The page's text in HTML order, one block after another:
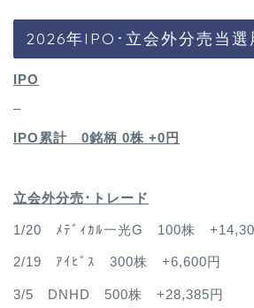
2026年IPO･立会外分売当選
IPO
–
IPO累計 0銘柄 0株 +0円
立会外分売･トレード
1/20 ﾒﾃﾞｨｶﾙ一光G 100株
2/19 ｱｲﾋﾞｽ 300株 +6,600円
3/5 DNHD 500株 +28,385円